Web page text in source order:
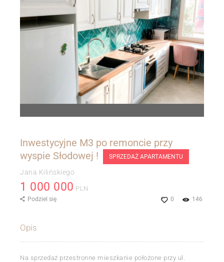
Inwestycyjne M3 po remoncie przy
wyspie Słodowej !
SPRZEDAŻ APARTAMENTU
Jana Kilińskiego
1 000 000 PLN
146
0
Podziel się
Opis
Na sprzedaż przestronne mieszkanie położone przy ul.